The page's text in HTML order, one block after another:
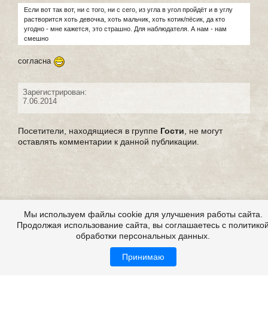
Если вот так вот, ни с того, ни с сего, из угла в угол пройдёт и в углу
растворится хоть девочка, хоть мальчик, хоть котик/пёсик, да кто
угодно - мне кажется, это страшно. Для наблюдателя. А нам - нам
смешно
согласна
Зарегистрирован:
7.06.2014
Посетители, находящиеся в группе Гости , не могут
оставлять комментарии к данной публикации.
Мы используем файлы cookie для улучшения работы сайта.
Продолжая использование сайта, вы соглашаетесь с
обработки персональных данных.
Принимаю